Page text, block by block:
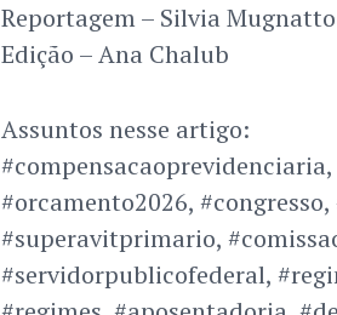
Reportagem – Silvia Mugnatto
Edição – Ana Chalub
Assuntos nesse artigo:
#orcamento2026,
#superavitprimario,
#servidorpublicofederal,